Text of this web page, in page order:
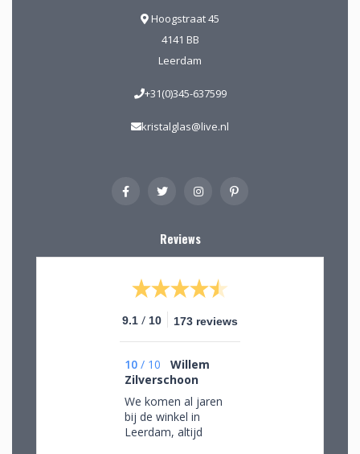
Hoogstraat 45
4141 BB
Leerdam
+31(0)345-637599
kristalglas@live.nl
Reviews
9.1 / 10 173 reviews
10 / 10
Willem
Zilverschoon
We komen al jaren
bij de winkel in
Leerdam, altijd